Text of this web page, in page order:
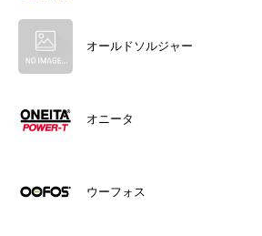
オールドソルジャー
オニータ
ウーフォス